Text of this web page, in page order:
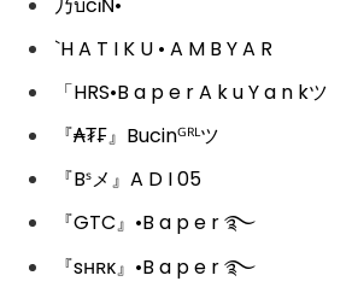
乃บcᎥŇ•
`H A T I K U • A M B Y A R
「HRS•B a p e r A k u Y a n kツ
『₳₮₣』Bucinᴳᴿᴸツ
『Bˢメ』A D I 05
『GTC』•B a p e r ࿐
『sʜʀᴋ』•B a p e r ࿐